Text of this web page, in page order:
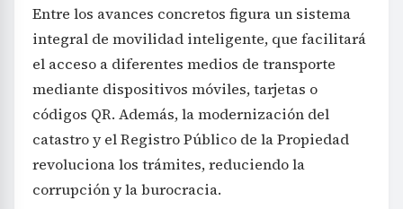
Entre los avances concretos figura un sistema
integral de movilidad inteligente, que facilitará
el acceso a diferentes medios de transporte
mediante dispositivos móviles, tarjetas o
códigos QR. Además, la modernización del
catastro y el Registro Público de la Propiedad
revoluciona los trámites, reduciendo la
corrupción y la burocracia.